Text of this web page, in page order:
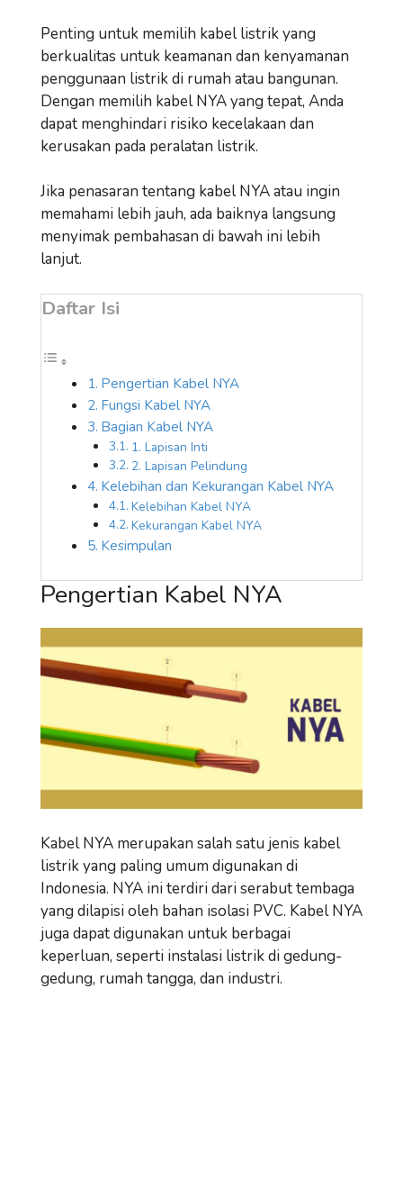
Penting untuk memilih kabel listrik yang
berkualitas untuk keamanan dan kenyamanan
penggunaan listrik di rumah atau bangunan.
Dengan memilih kabel NYA yang tepat, Anda
dapat menghindari risiko kecelakaan dan
kerusakan pada peralatan listrik.
Jika penasaran tentang kabel NYA atau ingin
memahami lebih jauh, ada baiknya langsung
menyimak pembahasan di bawah ini lebih
lanjut.
Daftar Isi
Pengertian Kabel NYA
Fungsi Kabel NYA
Bagian Kabel NYA
1. Lapisan Inti
2. Lapisan Pelindung
Kelebihan dan Kekurangan Kabel NYA
Kelebihan Kabel NYA
Kekurangan Kabel NYA
Kesimpulan
Pengertian Kabel NYA
Kabel NYA merupakan salah satu jenis kabel
listrik yang paling umum digunakan di
Indonesia. NYA ini terdiri dari serabut tembaga
yang dilapisi oleh bahan isolasi PVC. Kabel NYA
juga dapat digunakan untuk berbagai
keperluan, seperti instalasi listrik di gedung-
gedung, rumah tangga, dan industri.